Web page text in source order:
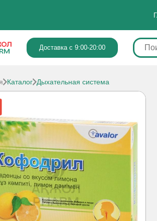
Доставка с 9:00-20:00
Каталог Дыхательная система